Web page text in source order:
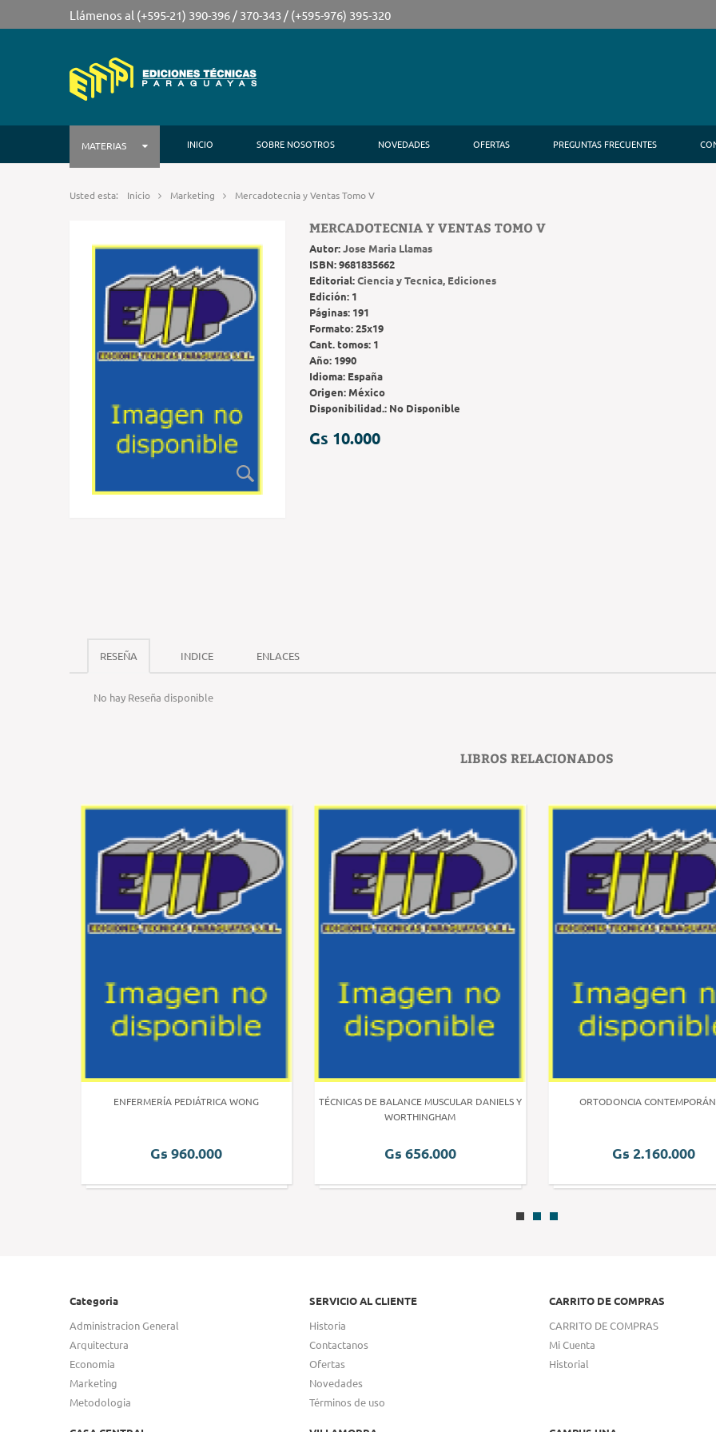
Llámenos al (+595-21) 390-396 / 370-343 / (+595-976) 395-320
MATERIAS INICIO SOBRE NOSOTROS NOVEDADES OFERTAS PREGUNTAS FRECUENTES
Usted esta: Inicio Marketing Mercadotecnia y Ventas Tomo V
MERCADOTECNIA Y VENTAS TOMO V
Autor:Jose Maria Llamas
ISBN:9681835662
Editorial:Ciencia y Tecnica, Ediciones
Edición: 1
Páginas: 191
Formato:25x19
Cant. tomos: 1
Año: 1990
Idioma: España
Origen:México
Disponibilidad.: No Disponible
Gs 10.000
RESEÑA INDICE ENLACES
No hay Reseña disponible
LIBROS RELACIONADOS
ENFERMERÍA PEDIÁTRICA WONG
Gs 960.000
TÉCNICAS DE BALANCE MUSCULAR DANIELS Y
WORTHINGHAM
Gs 656.000
ORTODONCIA
Gs 2.160.000
Categoria
Administracion General
Arquitectura
Economia
Marketing
Metodologia
SERVICIO AL CLIENTE
Historia
Contactanos
Ofertas
Novedades
Términos de uso
CARRITO DE COMPRAS
CARRITO DE COMPRAS
Mi Cuenta
Historial